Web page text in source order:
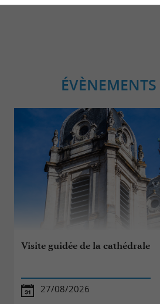
ÉVÈNEMENTS
Visite guidée de la cathédrale
27/08/2026